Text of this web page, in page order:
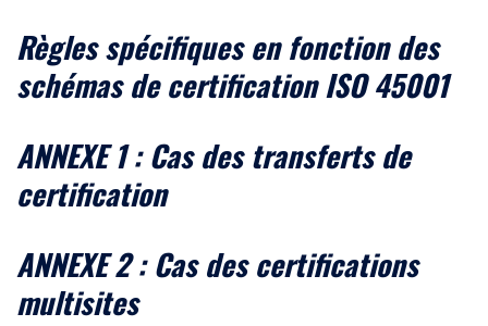
Règles spécifiques en fonction des
schémas de certification ISO 45001
ANNEXE 1 : Cas des transferts de
certification
ANNEXE 2 : Cas des certifications
multisites